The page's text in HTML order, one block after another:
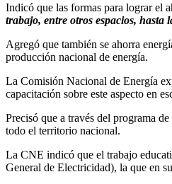
Indicó que las formas para lograr el
trabajo, entre otros espacios, hasta
Agregó que también se ahorra
producción nacional de energía.
La Comisión Nacional de Energía
capacitación sobre este aspecto en
Precisó que a través del programa
todo el territorio nacional.
La CNE indicó que el trabajo
General de Electricidad), la que en